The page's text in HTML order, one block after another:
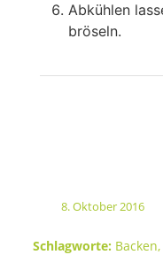
Abkühlen
bröseln.
8. Oktober 2016
/
Schlagworte: Backen,